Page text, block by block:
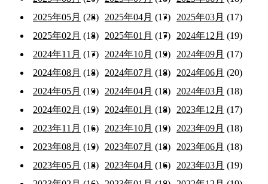
2025年05月 (28) 2025年04月 (17) 2025年03月 (17)
2025年02月 (18) 2025年01月 (17) 2024年12月 (19)
2024年11月 (17) 2024年10月 (19) 2024年09月 (17)
2024年08月 (18) 2024年07月 (18) 2024年06月 (20)
2024年05月 (19) 2024年04月 (18) 2024年03月 (18)
2024年02月 (19) 2024年01月 (18) 2023年12月 (17)
2023年11月 (16) 2023年10月 (19) 2023年09月 (18)
2023年08月 (19) 2023年07月 (18) 2023年06月 (18)
2023年05月 (18) 2023年04月 (16) 2023年03月 (19)